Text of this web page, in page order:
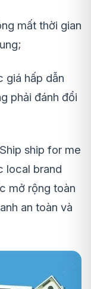
mất thời gian
giá hấp dẫn
phải đánh đổi
ship for me
local brand
mở rộng toàn
an toàn và